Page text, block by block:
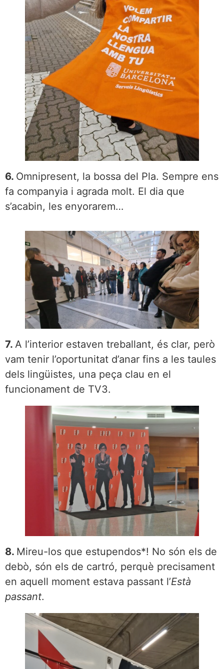
6. Omnipresent, la bossa del Pla. Sempre ens
fa companyia i agrada molt. El dia que
s’acabin, les enyorarem…
7. A l’interior estaven treballant, és clar, però
vam tenir l’oportunitat d’anar fins a les taules
dels lingüistes, una peça clau en el
funcionament de TV3.
8. Mireu-los que estupendos*! No són els de
debò, són els de cartró, perquè precisament
en aquell moment estava passant l’Està
passant.